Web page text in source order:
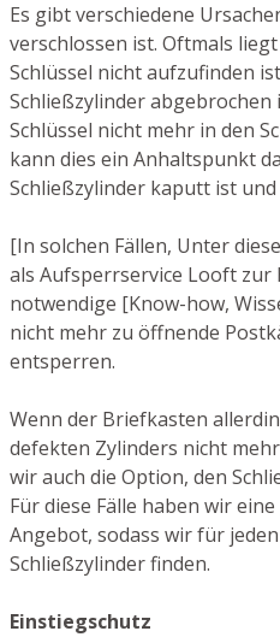
Es gibt verschiedene
verschlossen ist. Oftmals
Schlüssel nicht aufzufinden
Schließzylinder abgebrochen
Schlüssel nicht mehr in den
kann dies ein Anhaltspunkt
Schließzylinder kaputt ist
[In solchen Fällen, Unter
als Aufsperrservice Looft zur
notwendige [Know-how,
nicht mehr zu öffnende
entsperren.
Wenn der Briefkasten
defekten Zylinders nicht
wir auch die Option, den
Für diese Fälle haben wir
Angebot, sodass wir für
Schließzylinder finden.
Einstiegschutz